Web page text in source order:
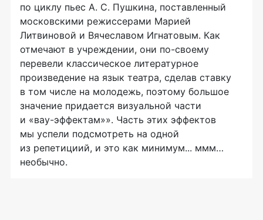
по циклу пьес А. С. Пушкина, поставленный
московскими режиссерами Марией
Литвиновой и Вячеславом Игнатовым. Как
отмечают в учреждении, они по-своему
перевели классическое литературное
произведение на язык театра, сделав ставку
в том числе на молодежь, поэтому большое
значение придается визуальной части
и «вау-эффектам»». Часть этих эффектов
мы успели подсмотреть на одной
из репетициий, и это как минимум... ммм…
необычно.